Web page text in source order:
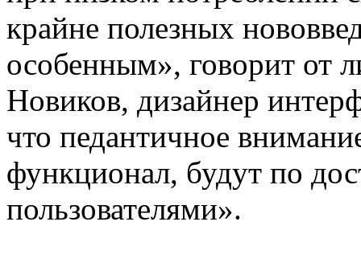
крайне полезных
особенным», говорит от
Новиков, дизайнер
что педантичное
функционал, будут по
пользователями».